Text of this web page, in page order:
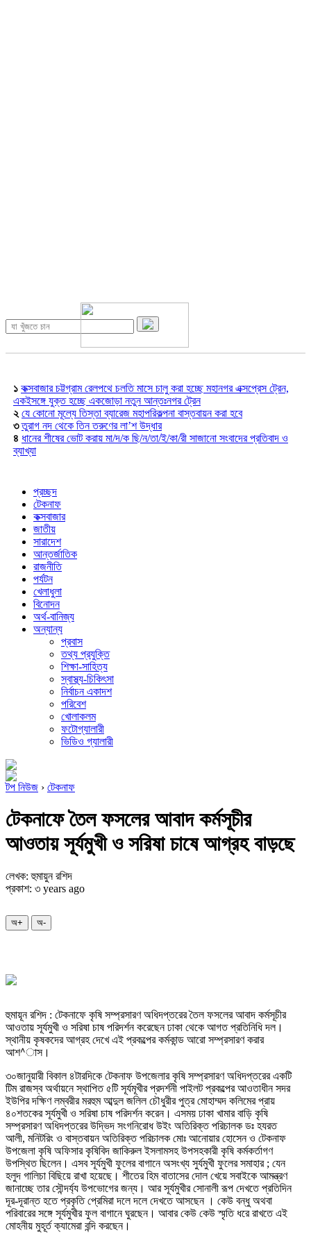
১ কক্সবাজার চট্টগ্রাম রেলপথে চলতি মাসে চালু করা হচ্ছে মহানগর এক্সপ্রেস ট্রেন,
একইসঙ্গে যুক্ত হচ্ছে একজোড়া নতুন আন্তঃনগর ট্রেন
২ যে কোনো মূল্যে তিস্তা ব্যারেজ মহাপরিকল্পনা বাস্তবায়ন করা হবে
৩ তুরাগ নদ থেকে তিন তরুণের লা’শ উদ্ধার
৪ ধানের শীষের ভোট করায় মা/দ/ক ছি/ন/তা/ই/কা/রী সাজানো সংবাদের প্রতিবাদ ও
ব্যাখ্যা
প্রচ্ছদ
টেকনাফ
কক্সবাজার
জাতীয়
সারাদেশ
আন্তর্জাতিক
রাজনীতি
পর্যটন
খেলাধুলা
বিনোদন
অর্থ-বানিজ্য
অন্যান্য
প্রবাস
তথ্য প্রযুক্তি
শিক্ষা-সাহিত্য
স্বাস্থ্য-চিকিৎসা
নির্বাচন একাদশ
পরিবেশ
খোলাকলম
ফটোগ্যালারী
ভিডিও গ্যালারী
টপ নিউজ › টেকনাফ
টেকনাফে তৈল ফসলের আবাদ কর্মসূচীর
আওতায় সূর্যমুখী ও সরিষা চাষে আগ্রহ বাড়ছে
লেখক: হুমায়ুন রশিদ
প্রকাশ: ৩ years ago
অ+ অ-
হুমায়ূন রশিদ : টেকনাফে কৃষি সম্প্রসারণ অধিদপ্তরের তৈল ফসলের আবাদ কর্মসূচীর
আওতায় সূর্যমুখী ও সরিষা চাষ পরিদর্শন করেছেন ঢাকা থেকে আগত প্রতিনিধি দল।
স্থানীয় কৃষকদের আগ্রহ দেখে এই প্রকল্পের কর্মকান্ড আরো সম্প্রসারণ করার
আশ^াস।
৩০জানুয়ারী বিকাল ৪টারদিকে টেকনাফ উপজেলার কৃষি সম্প্রসারণ অধিদপ্তরের একটি
টিম রাজস্ব অর্থায়নে স্থাপিত ৫টি সূর্যমূখীর প্রদর্শনী পাইলট প্রকল্পের আওতাধীন সদর
ইউপির দক্ষিণ লম্বরীর মরহুম আব্দুল জলিল চৌধুরীর পুত্র মোহাম্মদ কলিমের প্রায়
৪০শতকের সূর্যমুখী ও সরিষা চাষ পরিদর্শন করেন। এসময় ঢাকা খামার বাড়ি কৃষি
সম্প্রসারণ অধিদপ্তরের উদ্ভিদ সংগনিরোধ উইং অতিরিক্ত পরিচালক ডঃ হযরত
আলী, মনিটরিং ও বাস্তবায়ন অতিরিক্ত পরিচালক মোঃ আনোয়ার হোসেন ও টেকনাফ
উপজেলা কৃষি অফিসার কৃষিবিদ জাকিরুল ইসলামসহ উপসহকারী কৃষি কর্মকর্তাগণ
উপস্থিত ছিলেন। এসব সূর্যমুখী ফুলের বাগানে অসংখ্য সুর্যমুখী ফুলের সমাহার ; যেন
হলুদ গালিচা বিছিয়ে রাখা হয়েছে। শীতের হিম বাতাসের দোল খেয়ে সবাইকে আমন্ত্রণ
জানাচ্ছে তার সৌন্দর্য্য উপভোগের জন্য। আর সূর্যমুখীর সোনালী রূপ দেখতে প্রতিদিন
দূর-দূরান্ত হতে প্রকৃতি প্রেমিরা দলে দলে দেখতে আসছেন । কেউ বন্ধু অথবা
পরিবারের সঙ্গে সূর্যমুখীর ফুল বাগানে ঘুরছেন। আবার কেউ কেউ স্মৃতি ধরে রাখতে এই
মোহনীয় মুহূর্ত ক্যামেরা বন্দি করছেন।